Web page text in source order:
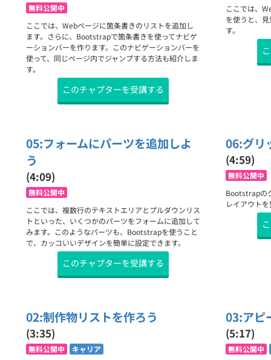
無料公開中
ここでは、Webページに箇条書きのリストを追加し
ます。さらに、Bootstrapで箇条書きを使ってナビゲ
ーションバーを作ります。このナビゲーションバーを
使って、同じページ内でジャンプする方法も紹介しま
す。
このチャプターを受講する
ここでは、
を使うと、
す。
05:フォームにパーツを追加しよ
う
(4:09)
無料公開中
ここでは、複数行のテキストエリアとプルダウンリス
トといった、いくつかのパーツをフォームに追加して
みます。このようなパーツも、Bootstrapを使うこと
で、カッコいいデザインを簡単に設定できます。
このチャプターを受講する
06:グリ
(4:59)
無料公開中
Bootstrapの
レイアウト
02:制作物リストを作ろう
(3:35)
無料公開中
キャリア
03:アピ
(5:17)
無料公開中